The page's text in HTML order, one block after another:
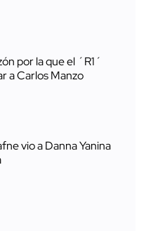
por la que el ´R1´
a Carlos Manzo
vio a Danna Yanina